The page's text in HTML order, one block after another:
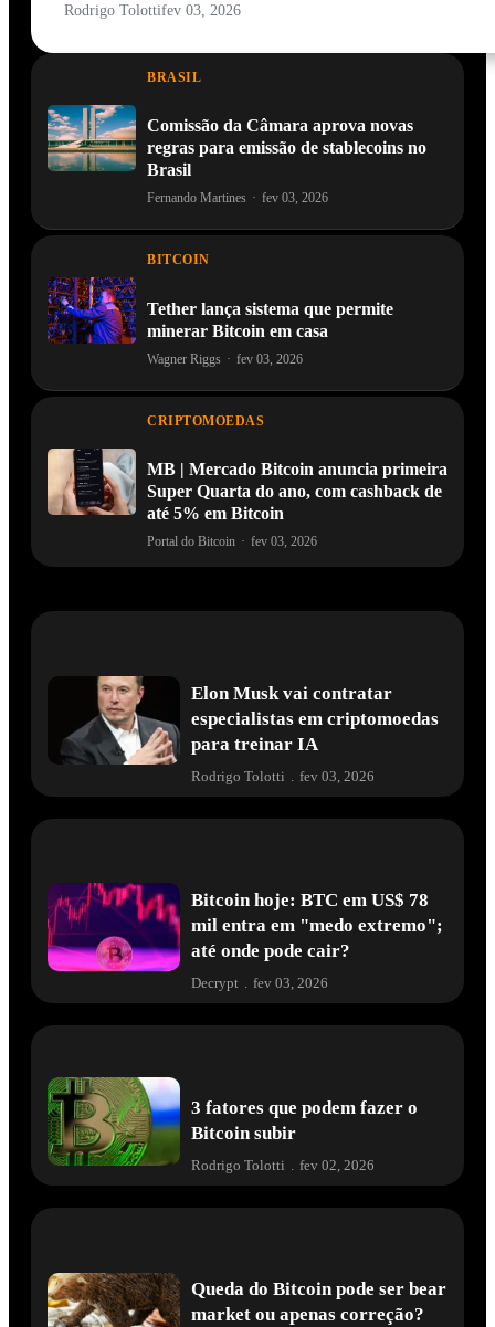
Rodrigo Tolottifev 03, 2026
BRASIL
Comissão da Câmara aprova novas
regras para emissão de stablecoins no
Brasil
Fernando Martines · fev 03, 2026
BITCOIN
Tether lança sistema que permite
minerar Bitcoin em casa
Wagner Riggs · fev 03, 2026
CRIPTOMOEDAS
MB | Mercado Bitcoin anuncia primeira
Super Quarta do ano, com cashback de
até 5% em Bitcoin
Portal do Bitcoin · fev 03, 2026
Elon Musk vai contratar
especialistas em criptomoedas
para treinar IA
Rodrigo Tolotti fev 03, 2026
Bitcoin hoje: BTC em US$ 78
mil entra em "medo extremo";
até onde pode cair?
Decrypt . fev 03, 2026
3 fatores que podem fazer o
Bitcoin subir
Rodrigo Tolotti fev 02, 2026
Queda do Bitcoin pode ser bear
market ou apenas correção?